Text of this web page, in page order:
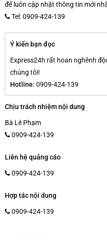
để luôn cập nhật thông tin mới
Tel: 0909-424-139
Ý kiến bạn đọc
Express24h rất hoan nghênh
chúng tôi!
Hotline: 0909-424-139
Chịu trách nhiệm nội dung
Bà Lê Phạm
0909-424-139
Liên hệ quảng cáo
0909-424-139
Hợp tác nội dung
0909-424-139